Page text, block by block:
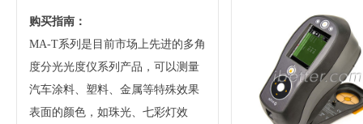
购买指南：
MA-T系列是目前市场上先进的多角
度分光光度仪系列产品，可以测量
汽车涂料、塑料、金属等特殊效果
表面的颜色，如珠光、七彩灯效